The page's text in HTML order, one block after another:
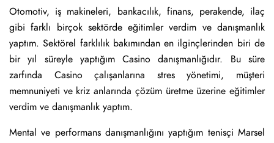
Otomotiv, iş makineleri, bankacılık, finans, perakende, ilaç
gibi farklı birçok sektörde eğitimler verdim ve danışmanlık
yaptım. Sektörel farklılık bakımından en ilginçlerinden biri de
bir yıl süreyle yaptığım Casino danışmanlığıdır. Bu süre
zarfında Casino çalışanlarına stres yönetimi, müşteri
memnuniyeti ve kriz anlarında çözüm üretme üzerine eğitimler
verdim ve danışmanlık yaptım.
Mental ve performans danışmanlığını yaptığım tenisçi Marsel